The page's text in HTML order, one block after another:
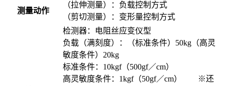
测量动作
（拉伸测量）：负载控制方式
（剪切测量）：变形量控制方式
检测器：电阻丝应变仪型
负载（满刻度）：（标准条件）50kg（高灵
敏度条件）20kg
标准条件：10kgf（500gf／cm）
高灵敏度条件：1kgf（50gf／cm） ※还